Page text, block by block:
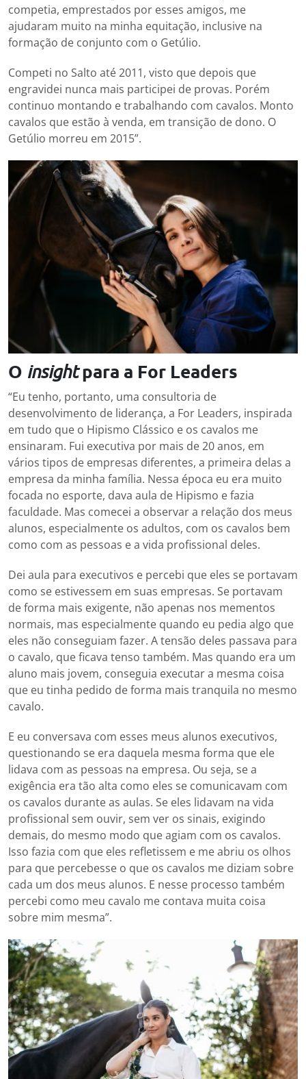
competia, emprestados por esses amigos, me
ajudaram muito na minha equitação, inclusive na
formação de conjunto com o Getúlio.
Competi no Salto até 2011, visto que depois que
engravidei nunca mais participei de provas. Porém
continuo montando e trabalhando com cavalos. Monto
cavalos que estão à venda, em transição de dono. O
Getúlio morreu em 2015”.
O insightpara a For Leaders
“Eu tenho, portanto, uma consultoria de
desenvolvimento de liderança, a For Leaders, inspirada
em tudo que o Hipismo Clássico e os cavalos me
ensinaram. Fui executiva por mais de 20 anos, em
vários tipos de empresas diferentes, a primeira delas a
empresa da minha família. Nessa época eu era muito
focada no esporte, dava aula de Hipismo e fazia
faculdade. Mas comecei a observar a relação dos meus
alunos, especialmente os adultos, com os cavalos bem
como com as pessoas e a vida profissional deles.
Dei aula para executivos e percebi que eles se portavam
como se estivessem em suas empresas. Se portavam
de forma mais exigente, não apenas nos mementos
normais, mas especialmente quando eu pedia algo que
eles não conseguiam fazer. A tensão deles passava para
o cavalo, que ficava tenso também. Mas quando era um
aluno mais jovem, conseguia executar a mesma coisa
que eu tinha pedido de forma mais tranquila no mesmo
cavalo.
E eu conversava com esses meus alunos executivos,
questionando se era daquela mesma forma que ele
lidava com as pessoas na empresa. Ou seja, se a
exigência era tão alta como eles se comunicavam com
os cavalos durante as aulas. Se eles lidavam na vida
profissional sem ouvir, sem ver os sinais, exigindo
demais, do mesmo modo que agiam com os cavalos.
Isso fazia com que eles refletissem e me abriu os olhos
para que percebesse o que os cavalos me diziam sobre
cada um dos meus alunos. E nesse processo também
percebi como meu cavalo me contava muita coisa
sobre mim mesma”.